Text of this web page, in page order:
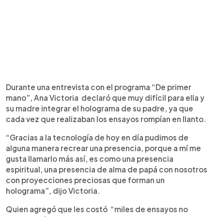
Durante una entrevista con el programa “De primer
mano”, Ana Victoria declaró que muy difícil para ella y
su madre integrar el holograma de su padre, ya que
cada vez que realizaban los ensayos rompían en llanto.
“Gracias a la tecnología de hoy en día pudimos de
alguna manera recrear una presencia, porque a mí me
gusta llamarlo más así, es como una presencia
espiritual, una presencia de alma de papá con nosotros
con proyecciones preciosas que forman un
holograma”, dijo Victoria.
Quien agregó que les costó “miles de ensayos no